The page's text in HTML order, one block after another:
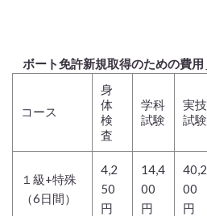
ボート免許新規取得のための費用
コース
身
体
検
査
学科
試験
実技
試験
１級+特殊
（6日間）
4,2
50
円
14,4
00
円
40,2
00
円